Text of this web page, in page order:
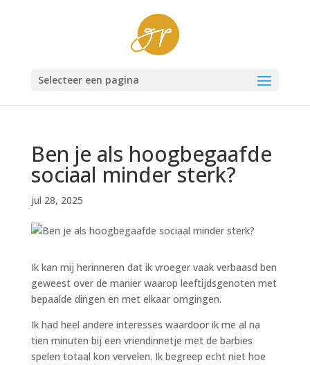
Selecteer een pagina
Ben je als hoogbegaafde
sociaal minder sterk?
jul 28, 2025
Ik kan mij herinneren dat ik vroeger vaak verbaasd ben
geweest over de manier waarop leeftijdsgenoten met
bepaalde dingen en met elkaar omgingen.
Ik had heel andere interesses waardoor ik me al na
tien minuten bij een vriendinnetje met de barbies
spelen totaal kon vervelen. Ik begreep echt niet hoe